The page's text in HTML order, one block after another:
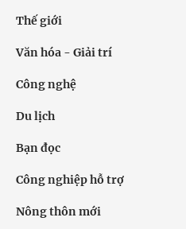
Thế giới
Văn hóa - Giải trí
Công nghệ
Du lịch
Bạn đọc
Công nghiệp hỗ trợ
Nông thôn mới